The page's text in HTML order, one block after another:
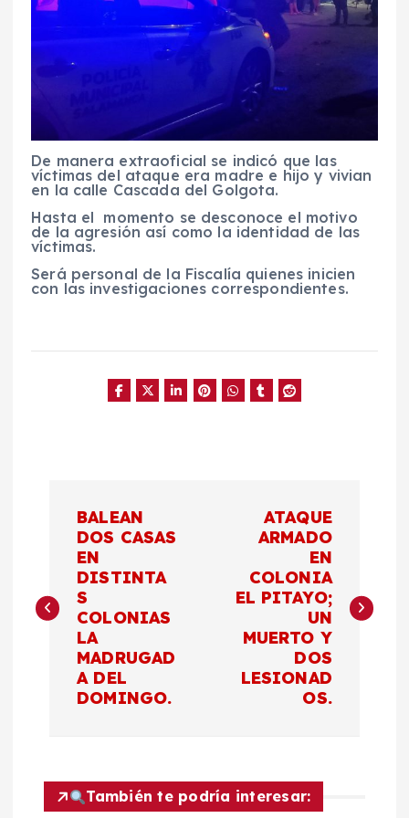
De manera extraoficial se indicó que las
víctimas del ataque era madre e hijo y vivian
en la calle Cascada del Golgota.
Hasta el momento se desconoce el motivo
de la agresión así como la identidad de las
víctimas.
Será personal de la Fiscalía quienes inicien
con las investigaciones correspondientes.
v
e
c
BALEAN
DOS CASAS
EN
DISTINTA
S
COLONIAS
LA
MADRUGAD
A DEL
DOMINGO.
ATAQUE
ARMADO
EN
COLONIA
EL PITAYO;
UN
MUERTO Y
DOS
LESIONAD
OS.
También te podría interesar: